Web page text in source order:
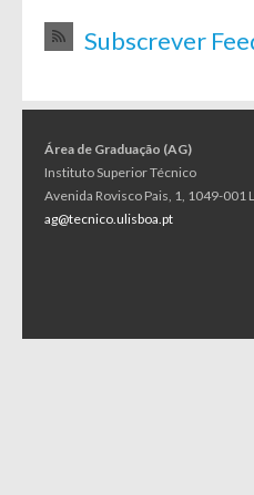
Subscrever
Área de Graduação (AG)
Instituto Superior Técnico
Avenida Rovisco Pais, 1, 1049-001
ag@tecnico.ulisboa.pt